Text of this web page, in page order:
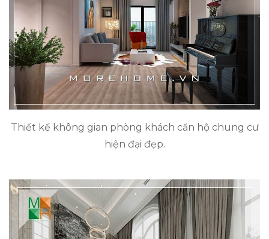
Thiết kế không gian phòng khách căn hộ chung cư
hiện đại đẹp.